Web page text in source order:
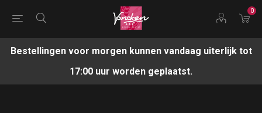
0
Bestellingen voor morgen kunnen vandaag uiterlijk tot
17:00 uur worden geplaatst.